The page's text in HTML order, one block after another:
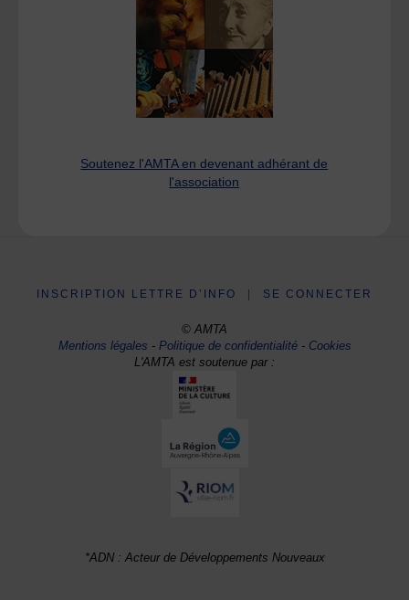
Soutenez l'AMTA en devenant adhérant de
l'association
INSCRIPTION LETTRE D’INFO SE CONNECTER
© AMTA
Mentions légales -Politique de confidentialité- Cookies
L'AMTA est soutenue par :
*ADN : Acteur de Développements Nouveaux